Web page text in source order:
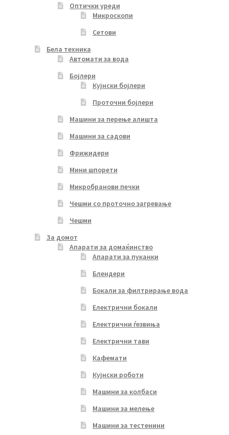
Оптички уреди
Микроскопи
Сетови
Бела техника
Автомати за вода
Бојлери
Кујнски бојлери
Проточни бојлери
Машини за перење алишта
Машини за садови
Фрижидери
Мини шпорети
Микробранови печки
Чешми со проточно загревање
Чешми
За домот
Апарати за домаќинство
Апарати за пуканки
Блендери
Бокали за филтрирање вода
Електрични бокали
Електрични ѓезвиња
Електрични тави
Кафемати
Кујнски роботи
Машини за колбаси
Машини за мелење
Машини за тестенини